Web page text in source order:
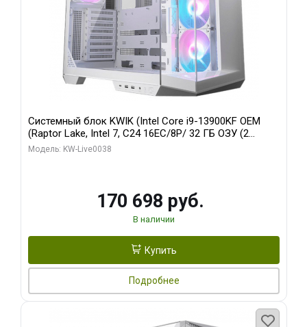
Системный блок KWIK (Intel Core i9-13900KF OEM
(Raptor Lake, Intel 7, C24 16EC/8P/ 32 ГБ ОЗУ (2
модуля)/ Gigabyte RX9070XT GAMING OC 16GB GDDR6
Модель: KW-Live0038
170 698 руб.
В наличии
Купить
Подробнее